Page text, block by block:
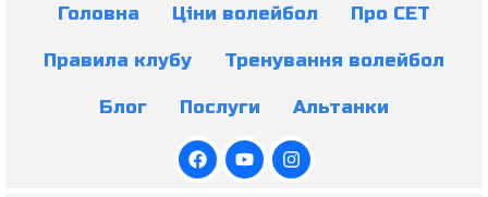
Головна Ціни волейбол Про СЕТ
Правила клубу Тренування волейбол
Блог Послуги Альтанки